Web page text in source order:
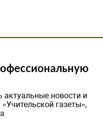
актуальные новости и
газеты»,